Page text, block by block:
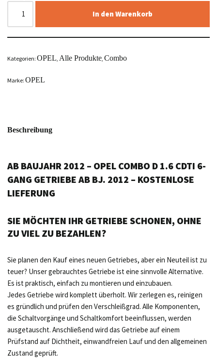
In den Warenkorb
Kategorien: OPEL Alle Produkte Combo
Marke: OPEL
Beschreibung
AB BAUJAHR 2012 – OPEL COMBO D 1.6 CDTI 6-
GANG GETRIEBE AB BJ. 2012 – KOSTENLOSE
LIEFERUNG
SIE MÖCHTEN IHR GETRIEBE SCHONEN, OHNE
ZU VIEL ZU BEZAHLEN?
Sie planen den Kauf eines neuen Getriebes, aber ein Neuteil ist zu
teuer? Unser gebrauchtes Getriebe ist eine sinnvolle Alternative.
Es ist praktisch, einfach zu montieren und einzubauen.
Jedes Getriebe wird komplett überholt. Wir zerlegen es, reinigen
es gründlich und prüfen den Verschleißgrad. Alle Komponenten,
die Schaltvorgänge und Schaltkomfort beeinflussen, werden
ausgetauscht. Anschließend wird das Getriebe auf einem
Prüfstand auf Dichtheit, einwandfreien Lauf und den allgemeinen
Zustand geprüft.